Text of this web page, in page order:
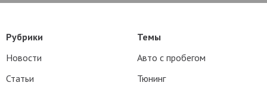
Рубрики
Новости
Статьи
Темы
Авто с пробегом
Тюнинг